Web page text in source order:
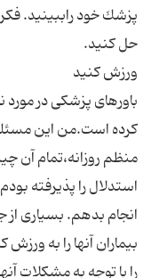
پزشك خود راببینید.
باورهای پزشكی در مورد
كرده است.من این
منظم روزانه،تمام آن
استدلال را پذیرفته
انجام بدهم. بسیاری از
بیماران آنها را به
را با توجه به مشكلات